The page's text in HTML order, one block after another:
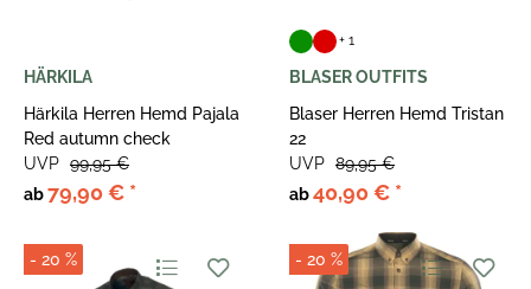
HÄRKILA
Härkila Herren Hemd Pajala
Red autumn check
ab79,90 € *
UVP 99,95 €
+ 1
BLASER OUTFITS
Blaser Herren Hemd Tristan
22
ab40,90 € *
UVP 89,95 €
- 20 % - 20 %